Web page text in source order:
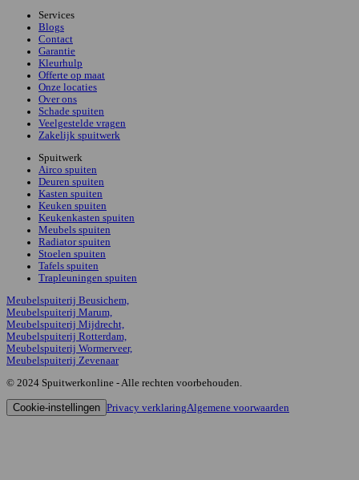
Services
Blogs
Contact
Garantie
Kleurhulp
Offerte op maat
Onze locaties
Over ons
Schade spuiten
Veelgestelde vragen
Zakelijk spuitwerk
Spuitwerk
Airco spuiten
Deuren spuiten
Kasten spuiten
Keuken spuiten
Keukenkasten spuiten
Meubels spuiten
Radiator spuiten
Stoelen spuiten
Tafels spuiten
Trapleuningen spuiten
Meubelspuiterij Beusichem,
Meubelspuiterij Marum,
Meubelspuiterij Mijdrecht,
Meubelspuiterij Rotterdam,
Meubelspuiterij Wormerveer,
Meubelspuiterij Zevenaar
© 2024 Spuitwerkonline - Alle rechten voorbehouden.
Cookie-instellingen Privacy verklaringAlgemene voorwaarden